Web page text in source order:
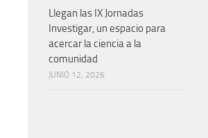
Llegan las IX Jornadas
Investigar, un espacio para
acercar la ciencia a la
comunidad
JUNIO 12, 2026